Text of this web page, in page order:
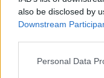
also be disclosed by
Downstream
Personal Data
de acordo com as
Portugal, as classes
Ginástica de Portugal.